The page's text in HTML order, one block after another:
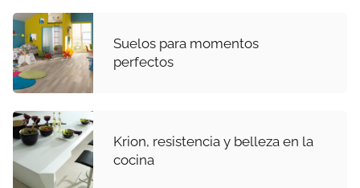
Suelos para momentos
perfectos
Krion, resistencia y belleza en la
cocina